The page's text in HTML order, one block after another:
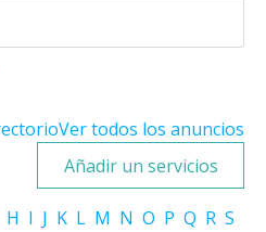
avanzada
Ver todos los anuncios
Añadir un servicios
H I J K L M N O P Q R S